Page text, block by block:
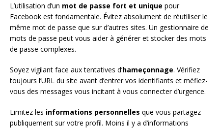
L’utilisation d’un mot de passe fort et unique pour
Facebook est fondamentale. Évitez absolument de réutiliser le
même mot de passe que sur d’autres sites. Un gestionnaire de
mots de passe peut vous aider à générer et stocker des mots
de passe complexes.
Soyez vigilant face aux tentatives d’hameçonnage. Vérifiez
toujours l’URL du site avant d’entrer vos identifiants et méfiez-
vous des messages vous incitant à vous connecter d’urgence.
Limitez les informations personnelles que vous partagez
publiquement sur votre profil. Moins il y a d’informations